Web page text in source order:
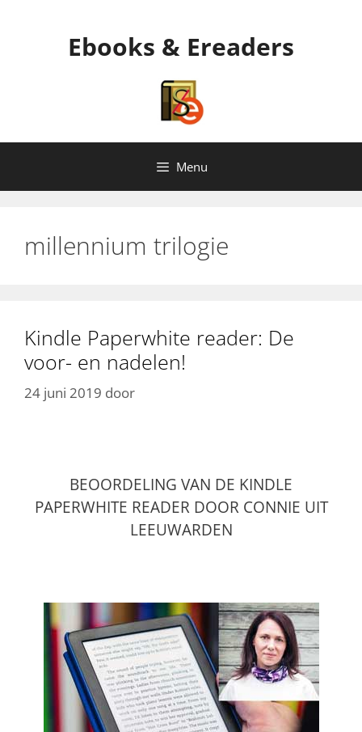
Ebooks & Ereaders
Menu
millennium trilogie
Kindle Paperwhite reader: De
voor- en nadelen!
24 juni 2019 door
BEOORDELING VAN DE KINDLE
PAPERWHITE READER DOOR CONNIE UIT
LEEUWARDEN